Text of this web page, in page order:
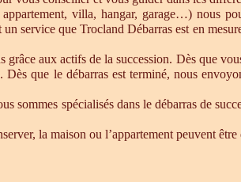
villa, hangar, garage…) nous
un service que Trocland Débarras est en
aux actifs de la succession. Dès que
que le débarras est terminé, nous
spécialisés dans le débarras de
la maison ou l’appartement peuvent